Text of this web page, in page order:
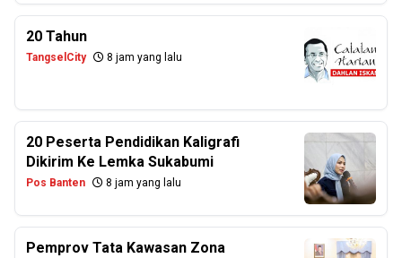
20 Tahun
TangselCity 8 jam yang lalu
20 Peserta Pendidikan Kaligrafi
Dikirim Ke Lemka Sukabumi
Pos Banten 8 jam yang lalu
Pemprov Tata Kawasan Zona